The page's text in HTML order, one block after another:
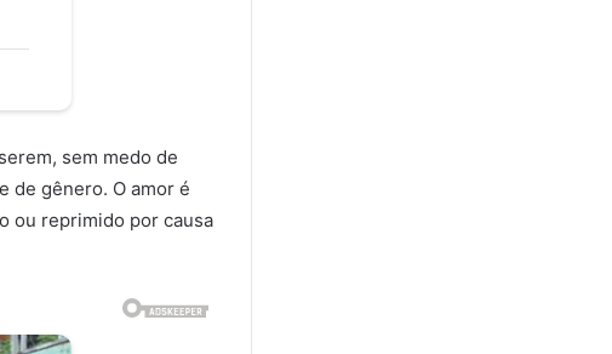
sem medo de
de gênero. O amor é
ou reprimido por causa